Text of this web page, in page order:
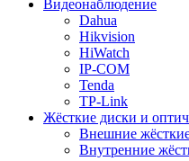
Видеонаблюдение
Dahua
Hikvision
HiWatch
IP-COM
Tenda
TP-Link
Жёсткие диски и
Внешние
Внутренние